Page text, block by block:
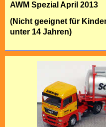
AWM Spezial April 2013
(Nicht geeignet für
unter 14 Jahren)